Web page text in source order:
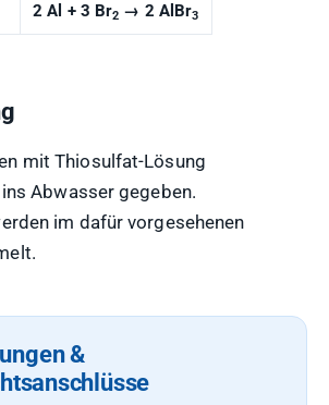
2 Al + 3 Br2 → 2 AlBr3
mit Thiosulfat-Lösung
Abwasser gegeben.
im dafür vorgesehenen
&